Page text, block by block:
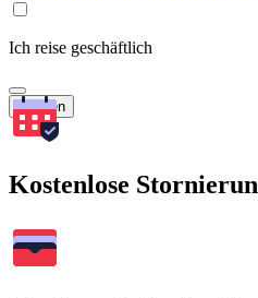
Ich reise geschäftlich
Suchen
Kostenlose